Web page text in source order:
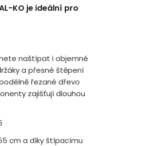
KO je ideální pro
naštípat i objemné
a přesné štěpení
řezané dřevo
zajišťují dlouhou
cm a díky štípacímu